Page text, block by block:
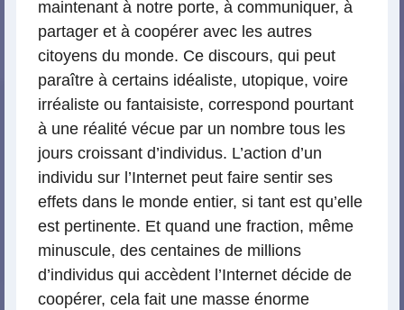
maintenant à notre porte, à communiquer, à
partager et à coopérer avec les autres
citoyens du monde. Ce discours, qui peut
paraître à certains idéaliste, utopique, voire
irréaliste ou fantaisiste, correspond pourtant
à une réalité vécue par un nombre tous les
jours croissant d’individus. L’action d’un
individu sur l’Internet peut faire sentir ses
effets dans le monde entier, si tant est qu’elle
est pertinente. Et quand une fraction, même
minuscule, des centaines de millions
d’individus qui accèdent l’Internet décide de
coopérer, cela fait une masse énorme